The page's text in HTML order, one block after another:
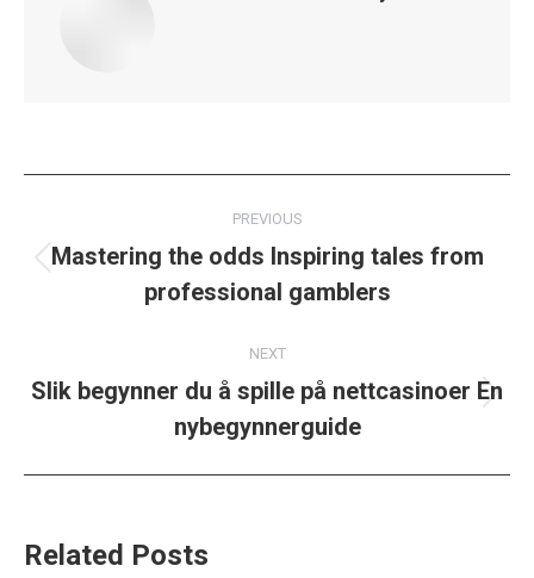
navigation
PREVIOUS
Previous
post:
Mastering the odds Inspiring tales from
professional gamblers
NEXT
Next
post:
Slik begynner du å spille på nettcasinoer En
nybegynnerguide
Related Posts